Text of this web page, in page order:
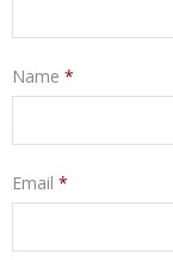
STRESSHANTERING
Name *
Email *